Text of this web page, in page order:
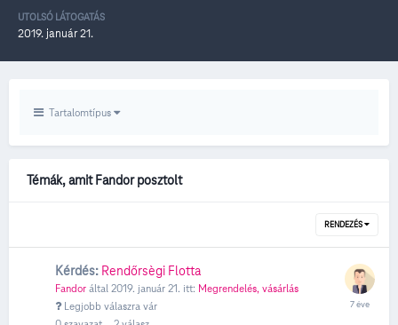
UTOLSÓ LÁTOGATÁS
2019. január 21.
Tartalomtípus
Témák, amit Fandor posztolt
RENDEZÉS
Kérdés: Rendőrsègi Flotta
Fandor által 2019. január 21. itt: Megrendelés, vásárlás
Legjobb válaszra vár